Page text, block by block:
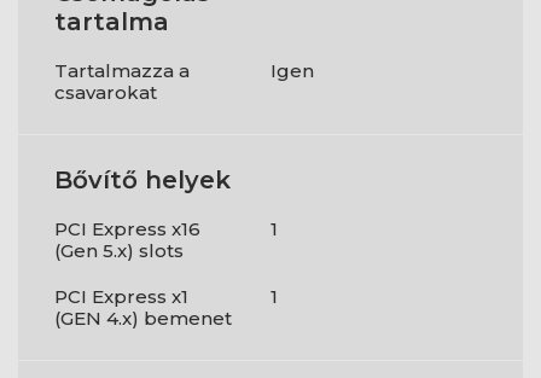
tartalma
Tartalmazza a
csavarokat
Igen
Bővítő helyek
PCI Express x16
(Gen 5.x) slots
1
PCI Express x1
(GEN 4.x) bemenet
1